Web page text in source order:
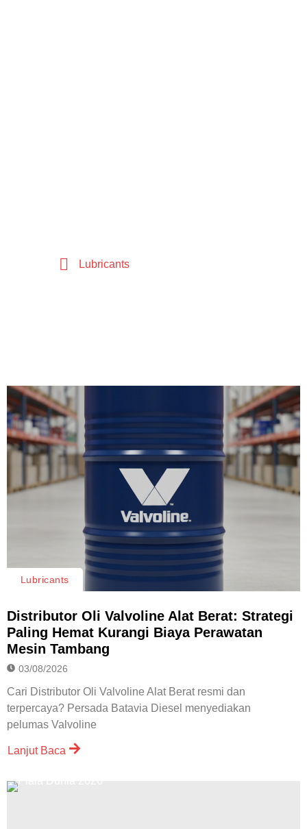
Lubricants
Lubricants
Distributor Oli Valvoline Alat Berat: Strategi
Paling Hemat Kurangi Biaya Perawatan
Mesin Tambang
03/08/2026
Cari Distributor Oli Valvoline Alat Berat resmi dan
terpercaya? Persada Batavia Diesel menyediakan
pelumas Valvoline
Lanjut Baca